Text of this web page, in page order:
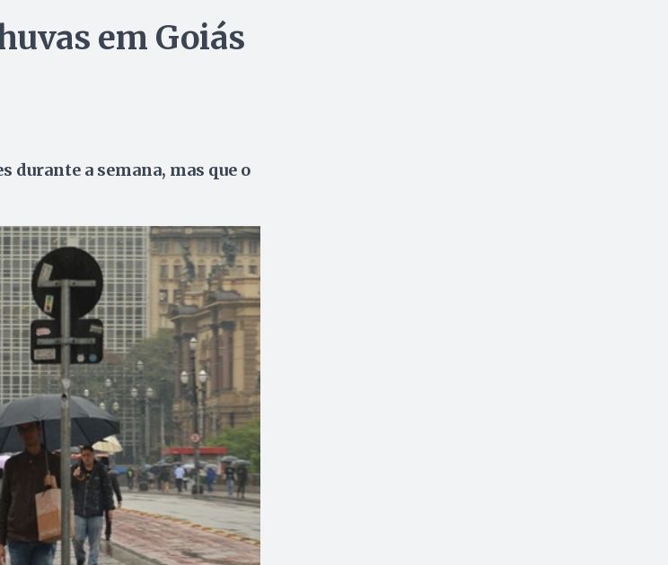
em Goiás
a semana, mas que o